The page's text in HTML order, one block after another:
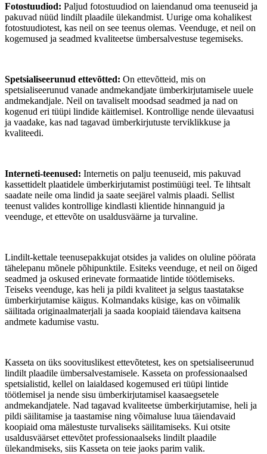
Fotostuudiod: Paljud fotostuudiod on laiendanud oma teenuseid ja
pakuvad nüüd lindilt plaadile ülekandmist. Uurige oma kohalikest
fotostuudiotest, kas neil on see teenus olemas. Veenduge, et neil on
kogemused ja seadmed kvaliteetse ümbersalvestuse tegemiseks.
Spetsialiseerunud ettevõtted: On ettevõtteid, mis on
spetsialiseerunud vanade andmekandjate ümberkirjutamisele uuele
andmekandjale. Neil on tavaliselt moodsad seadmed ja nad on
kogenud eri tüüpi lindide käitlemisel. Kontrollige nende ülevaatusi
ja vaadake, kas nad tagavad ümberkirjutuste terviklikkuse ja
kvaliteedi.
Interneti-teenused: Internetis on palju teenuseid, mis pakuvad
kassettidelt plaatidele ümberkirjutamist postimüügi teel. Te lihtsalt
saadate neile oma lindid ja saate seejärel valmis plaadi. Sellist
teenust valides kontrollige kindlasti klientide hinnanguid ja
veenduge, et ettevõte on usaldusväärne ja turvaline.
Lindilt-kettale teenusepakkujat otsides ja valides on oluline pöörata
tähelepanu mõnele põhipunktile. Esiteks veenduge, et neil on õiged
seadmed ja oskused erinevate formaatide lintide töötlemiseks.
Teiseks veenduge, kas heli ja pildi kvaliteet ja selgus taastatakse
ümberkirjutamise käigus. Kolmandaks küsige, kas on võimalik
säilitada originaalmaterjali ja saada koopiaid täiendava kaitsena
andmete kadumise vastu.
Kasseta on üks soovituslikest ettevõtetest, kes on spetsialiseerunud
lindilt plaadile ümbersalvestamisele. Kasseta on professionaalsed
spetsialistid, kellel on laialdased kogemused eri tüüpi lintide
töötlemisel ja nende sisu ümberkirjutamisel kaasaegsetele
andmekandjatele. Nad tagavad kvaliteetse ümberkirjutamise, heli ja
pildi säilitamise ja taastamise ning võimaluse luua täiendavaid
koopiaid oma mälestuste turvaliseks säilitamiseks. Kui otsite
usaldusväärset ettevõtet professionaalseks lindilt plaadile
ülekandmiseks, siis Kasseta on teie jaoks parim valik.